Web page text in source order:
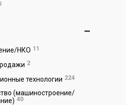
НКО 11
2
технологии 224
(машиностроение/
40